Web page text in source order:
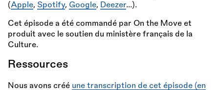
(Apple, Spotify, Google, Deezer…).
Cet épisode a été commandé par On the Move et
produit avec le soutien du ministère français de la
Culture.
Ressources
Nous avons créé une transcription de cet épisode (en